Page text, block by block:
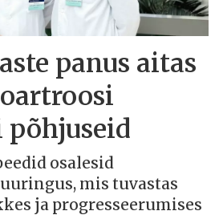
panus aitas
osalesid
mis tuvastas
ja progresseerumises